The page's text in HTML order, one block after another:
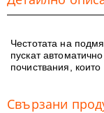
Честотата на
пускат
почиствания, които
Свързани